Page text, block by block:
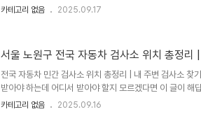
개의 자동차검사소가 운영되고 있으며, 한국교통안전공단
토요일 오전 검사 가능 (09:00~13:00)예약 시스템 운영
사소1급 정비소 중 검사 지정을 받은 업체로 접근성이 좋
검사를 동시에 받..
카테고리 없음 2025.09.17
서울 노원구 전국 자동차 검사소 위치 총정리
전국 자동차 민간 검사소 위치 총정리 | 내 주변 검사소 찾
받아야 하는데 어디서 받아야 할지 모르겠다면 이 글이
개의 자동차검사소가 운영되고 있으며, 한국교통안전공단
카테고리 없음 2025.09.16